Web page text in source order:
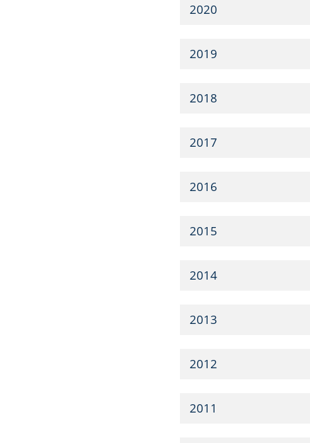
2020
2019
2018
2017
2016
2015
2014
2013
2012
2011